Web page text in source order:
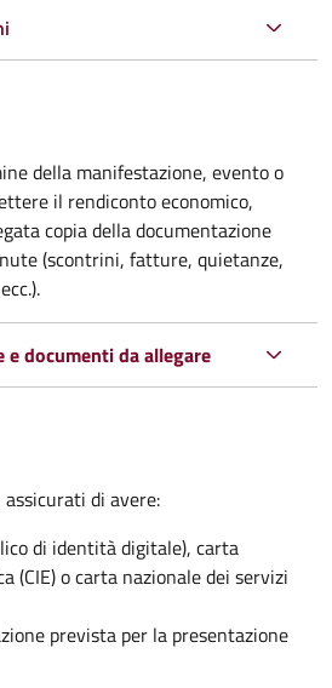
della manifestazione, evento o
il rendiconto economico,
copia della documentazione
(scontrini, fatture, quietanze,
documenti da allegare
assicurati di avere:
di identità digitale), carta
(CIE) o carta nazionale dei servizi
prevista per la presentazione